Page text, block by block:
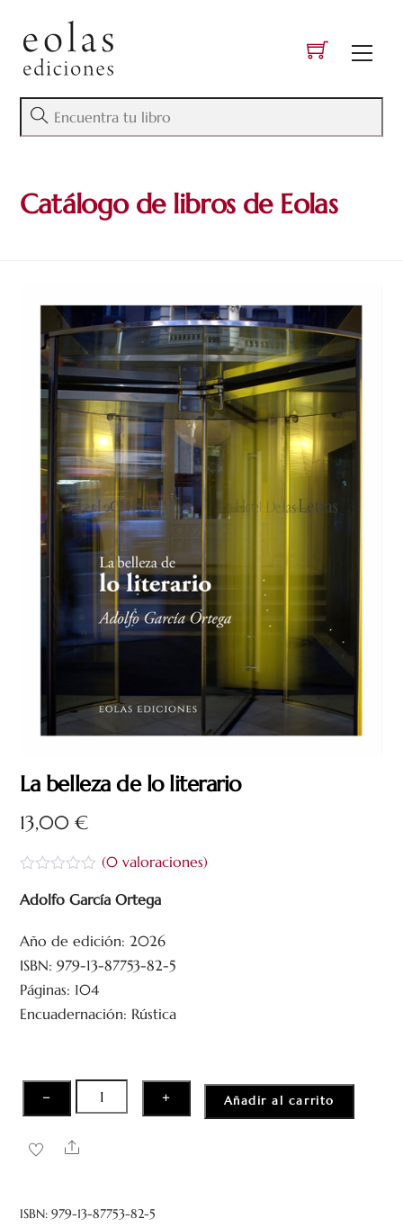
content
Catálogo de libros de Eolas
La belleza de lo literario
13,00€
a
r
d
o
c
o
5
(0valoraciones)
Adolfo García Ortega
Año de edición: 2026
ISBN: 979-13-87753-82-5
Páginas: 104
Encuadernación: Rústica
−
belleza
de
cantidad
+ Añadir al carrito
Share
ISBN:979-13-87753-82-5